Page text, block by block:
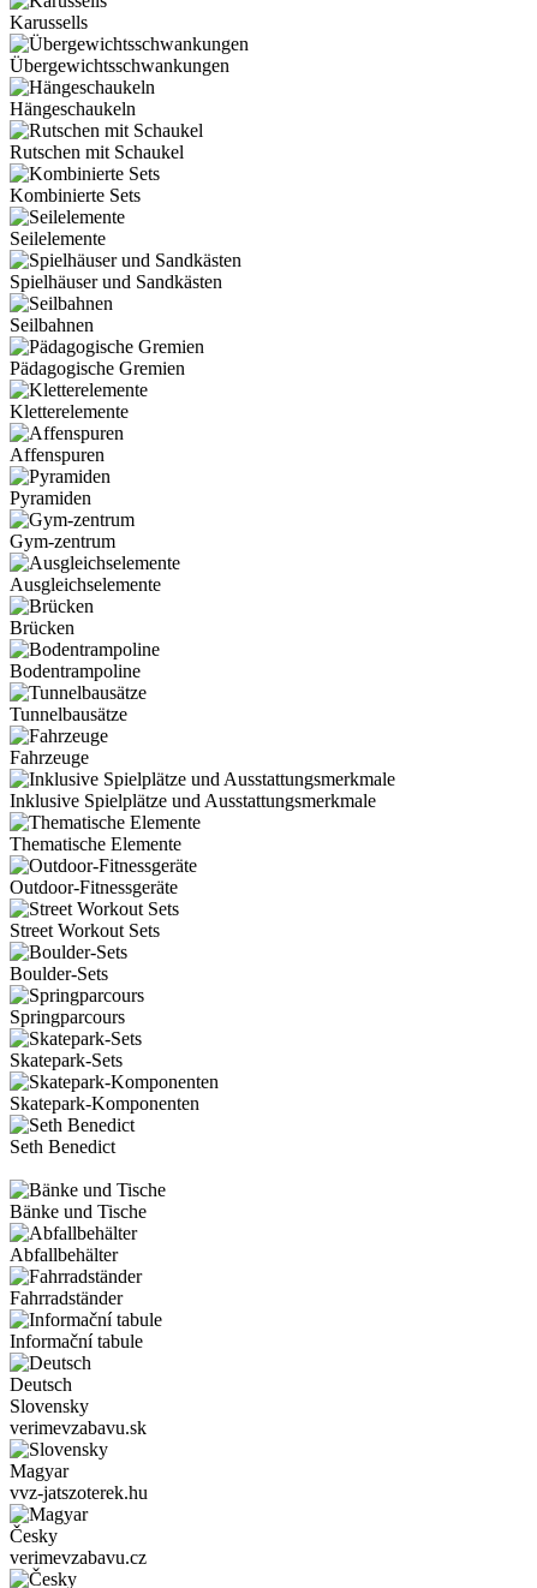
Karussells
Übergewichtsschwankungen
Hängeschaukeln
Rutschen mit Schaukel
Kombinierte Sets
Seilelemente
Spielhäuser und Sandkästen
Seilbahnen
Pädagogische Gremien
Kletterelemente
Affenspuren
Pyramiden
Gym-zentrum
Ausgleichselemente
Brücken
Bodentrampoline
Tunnelbausätze
Fahrzeuge
Inklusive Spielplätze und Ausstattungsmerkmale
Thematische Elemente
Outdoor-Fitnessgeräte
Street Workout Sets
Boulder-Sets
Springparcours
Skatepark-Sets
Skatepark-Komponenten
Seth Benedict
Bänke und Tische
Abfallbehälter
Fahrradständer
Informační tabule
Deutsch
Slovensky
verimevzabavu.sk
Magyar
vvz-jatszoterek.hu
Česky
verimevzabavu.cz